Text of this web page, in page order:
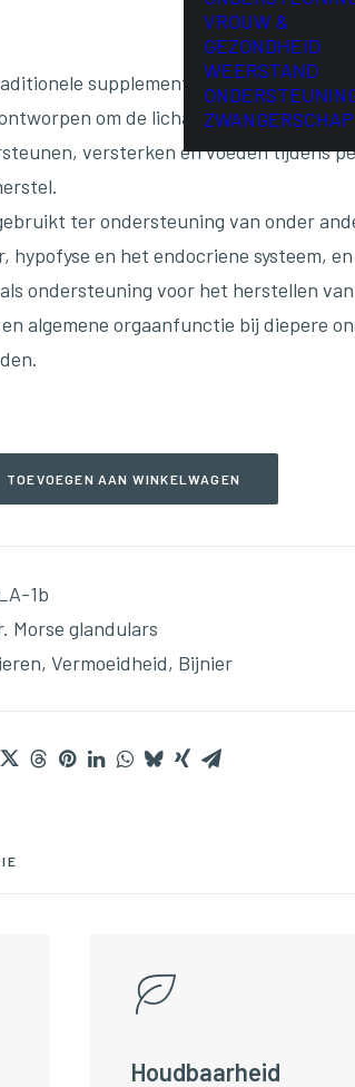
VROUW &
GEZONDHEID
WEERSTAND
ZWANGERSCHAP
supplementen gemaakt van
om de lichaamseigen
versterken en voeden tijdens
ter ondersteuning van onder
hypofyse en het endocriene systeem,
ondersteuning voor het herstellen
algemene orgaanfunctie bij diepere
TOEVOEGEN AAN WINKELWAGEN
1b
Morse glandulars
, Vermoeidheid, Bijnier
Houdbaarheid